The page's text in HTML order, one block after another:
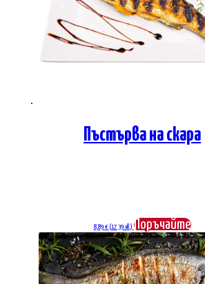
Пъстърва на скара
8,89 € (17.39 лв.) Поръчайте